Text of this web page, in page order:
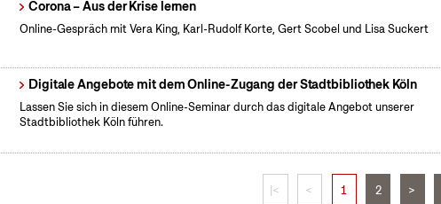
Corona – Aus der Krise lernen
Online-Gespräch mit Vera King, Karl-Rudolf Korte, Gert Scobel und Lisa Suckert
Digitale Angebote mit dem Online-Zugang der Stadtbibliothek Köln
Lassen Sie sich in diesem Online-Seminar durch das digitale Angebot unserer
Stadtbibliothek Köln führen.
|< < 1 2 >